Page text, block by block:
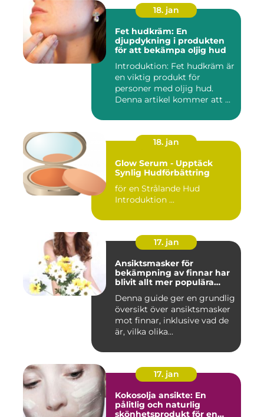
18. jan
Fet hudkräm: En
djupdykning i produkten
för att bekämpa oljig hud
Introduktion: Fet hudkräm är
en viktig produkt för
personer med oljig hud.
Denna artikel kommer att ...
18. jan
Glow Serum - Upptäck
Synlig Hudförbättring
för en Strålande Hud
Introduktion ...
17. jan
Ansiktsmasker för
bekämpning av finnar har
blivit allt mer populära
Denna guide ger en grundlig
översikt över ansiktsmasker
mot finnar, inklusive vad de
är, vilka olika...
17. jan
Kokosolja ansikte: En
pålitlig och naturlig
skönhetsprodukt för en